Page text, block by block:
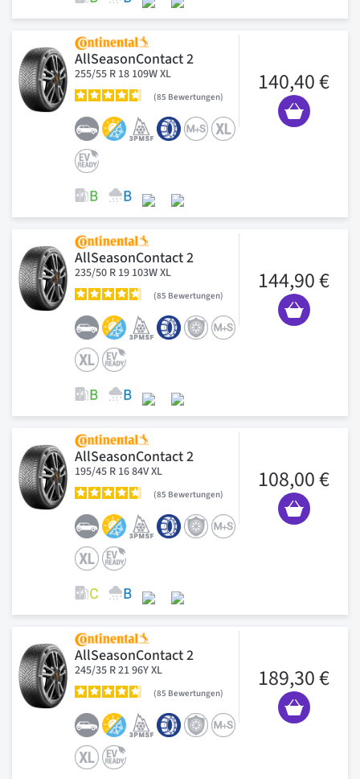
AllSeasonContact 2
255/55 R 18 109W XL
85 Bewertungen
140,40 €
AllSeasonContact 2
235/50 R 19 103W XL
85 Bewertungen
144,90 €
AllSeasonContact 2
195/45 R 16 84V XL
85 Bewertungen
108,00 €
AllSeasonContact 2
245/35 R 21 96Y XL
85 Bewertungen
189,30 €